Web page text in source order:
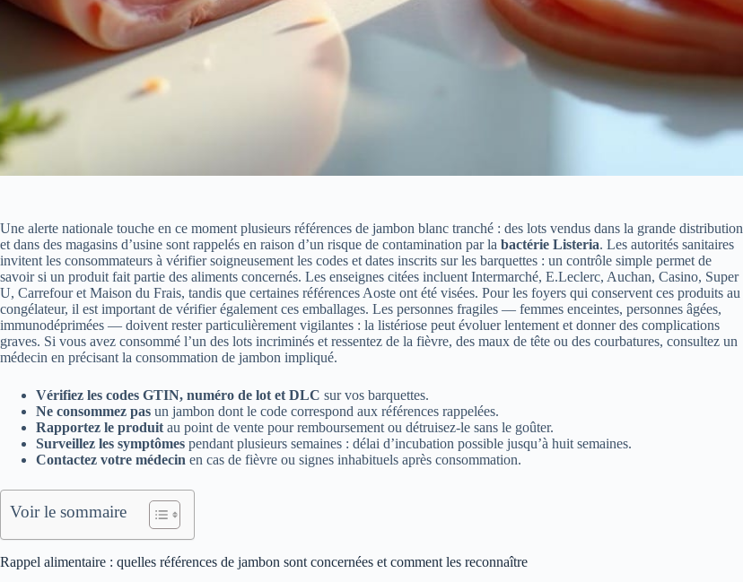
Une alerte nationale touche en ce moment plusieurs références de jambon blanc tranché : des lots vendus dans la grande distribution
et dans des magasins d’usine sont rappelés en raison d’un risque de contamination par la bactérie Listeria. Les autorités sanitaires
invitent les consommateurs à vérifier soigneusement les codes et dates inscrits sur les barquettes : un contrôle simple permet de
savoir si un produit fait partie des aliments concernés. Les enseignes citées incluent Intermarché, E.Leclerc, Auchan, Casino, Super
U, Carrefour et Maison du Frais, tandis que certaines références Aoste ont été visées. Pour les foyers qui conservent ces produits au
congélateur, il est important de vérifier également ces emballages. Les personnes fragiles — femmes enceintes, personnes âgées,
immunodéprimées — doivent rester particulièrement vigilantes : la listériose peut évoluer lentement et donner des complications
graves. Si vous avez consommé l’un des lots incriminés et ressentez de la fièvre, des maux de tête ou des courbatures, consultez un
médecin en précisant la consommation de jambon impliqué.
Vérifiez les codes GTIN, numéro de lot et DLC sur vos barquettes.
Ne consommez pas un jambon dont le code correspond aux références rappelées.
Rapportez le produit au point de vente pour remboursement ou détruisez-le sans le goûter.
Surveillez les symptômes pendant plusieurs semaines : délai d’incubation possible jusqu’à huit semaines.
Contactez votre médecin en cas de fièvre ou signes inhabituels après consommation.
Voir le sommaire
Rappel alimentaire : quelles références de jambon sont concernées et comment les reconnaître